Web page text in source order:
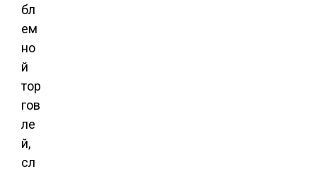
бл
ем
но
й
тор
гов
ле
й,
сл